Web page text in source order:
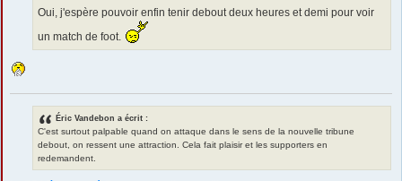
Oui, j'espère pouvoir enfin tenir debout deux heures et demi pour voir
un match de foot.
Éric Vandebon a écrit :
C'est surtout palpable quand on attaque dans le sens de la nouvelle tribune
debout, on ressent une attraction. Cela fait plaisir et les supporters en
redemandent.